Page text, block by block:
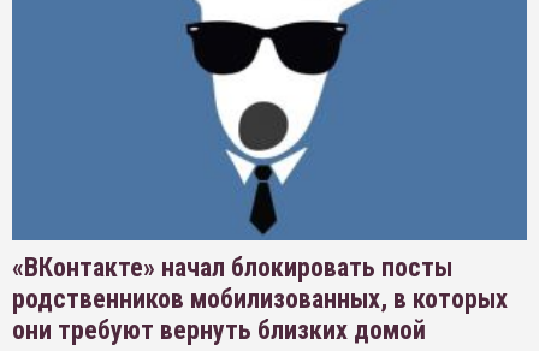
«ВКонтакте» начал блокировать посты
родственников мобилизованных, в которых
они требуют вернуть близких домой